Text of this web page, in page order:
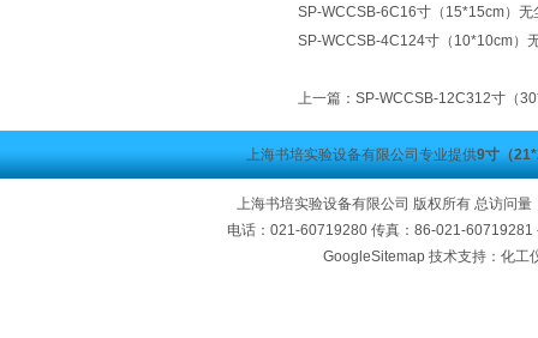
SP-WCCSB-6C16寸（15*15cm）无
SP-WCCSB-4C124寸（10*10cm）
上一篇： SP-WCCSB-12C312寸（
上海书培实验设备有限公司专业提供9寸（
上海书培实验设备有限公司 版权所有 总访问量
电话：021-60719280 传真：86-021-
GoogleSitemap技术支持：化工